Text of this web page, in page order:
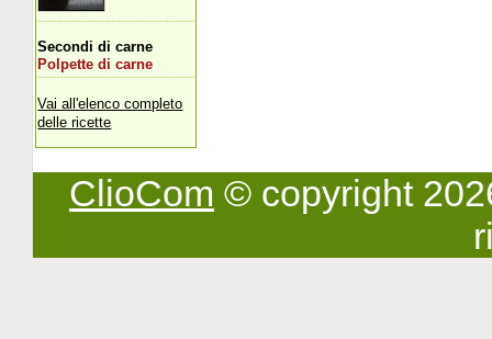
Secondi di carne
Polpette di carne
Vai all'elenco completo
delle ricette
ClioCom © copyright